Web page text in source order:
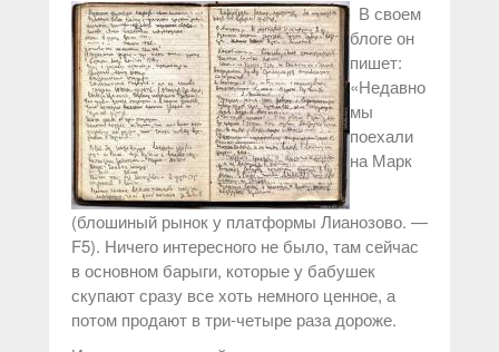
В своем
блоге он
пишет:
«Недавно
мы
поехали
на Марк
(блошиный рынок у платформы Лианозово. —
F5). Ничего интересного не было, там сейчас
в основном барыги, которые у бабушек
скупают сразу все хоть немного ценное, а
потом продают в три-четыре раза дороже.